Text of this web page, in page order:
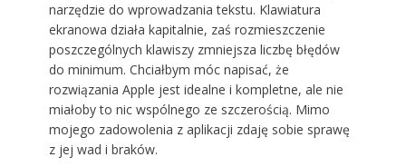
narzędzie do wprowadzania tekstu. Klawiatura
ekranowa działa kapitalnie, zaś rozmieszczenie
poszczególnych klawiszy zmniejsza liczbę błędów
do minimum. Chciałbym móc napisać, że
rozwiązania Apple jest idealne i kompletne, ale nie
miałoby to nic wspólnego ze szczerością. Mimo
mojego zadowolenia z aplikacji zdaję sobie sprawę
z jej wad i braków.